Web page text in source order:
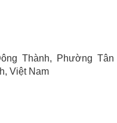
Thành, Phường Tân
Việt Nam